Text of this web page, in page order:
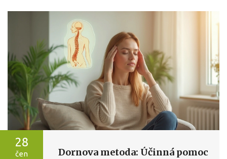
28
čen
Dornova metoda: Účinná pomoc